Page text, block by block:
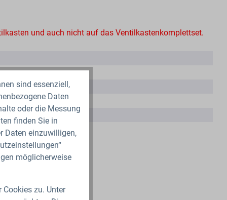
und auch nicht auf das Ventilkastenkomplettset.
sind essenziell,
Daten
oder die Messung
finden Sie in
Daten einzuwilligen,
möglicherweise
Cookies zu. Unter